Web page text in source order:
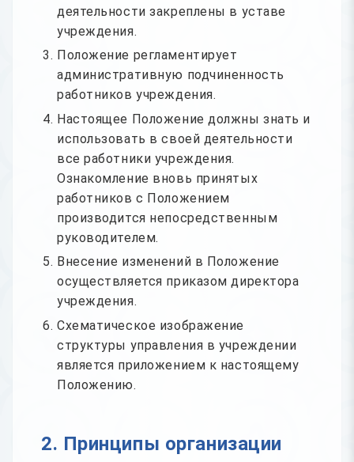
деятельности закреплены в уставе
учреждения.
Положение регламентирует
административную подчиненность
работников учреждения.
Настоящее Положение должны знать и
использовать в своей деятельности
все работники учреждения.
Ознакомление вновь принятых
работников с Положением
производится непосредственным
руководителем.
Внесение изменений в Положение
осуществляется приказом директора
учреждения.
Схематическое изображение
структуры управления в учреждении
является приложением к настоящему
Положению.
2. Принципы организации